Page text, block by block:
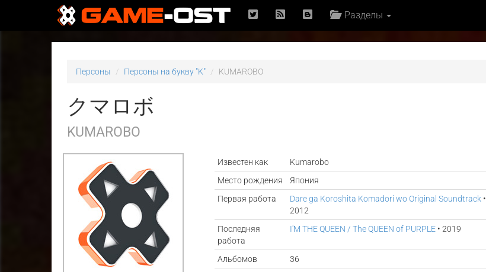
Разделы
Персоны Персоны на букву "K" KUMAROBO
クマロボ
KUMAROBO
Известен как
Kumarobo
Место рождения
Япония
Первая работа
Dare ga Koroshita Komadori wo Original Soundtrack•
2012
Последняя
работа
I'M THE QUEEN / The QUEEN of PURPLE• 2019
Альбомов
36